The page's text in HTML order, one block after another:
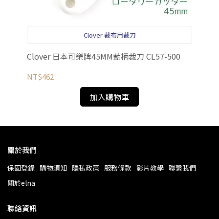
Clover 裁布用裁刀
Clover 日本可樂牌45MM藍柄裁刀 CL57-500
NT$462
加入購物車
關於我們
保固登錄 購物須知 隱私政策 服務條款 影片教學 聯繫我們
關於elna
聯絡資訊